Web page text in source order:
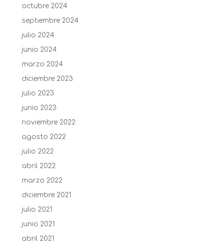
octubre 2024
septiembre 2024
julio 2024
junio 2024
marzo 2024
diciembre 2023
julio 2023
junio 2023
noviembre 2022
agosto 2022
julio 2022
abril 2022
marzo 2022
diciembre 2021
julio 2021
junio 2021
abril 2021